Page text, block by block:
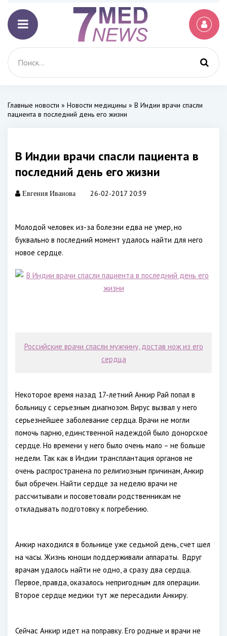
Главные новости » Новости медицины » В Индии врачи спасли
пациента в последний день его жизни
В Индии врачи спасли пациента в
последний день его жизни
Евгения Иванова 26-02-2017 20:39
Молодой человек из-за болезни едва не умер, но
буквально в последний момент удалось найти для него
новое сердце.
Российские врачи спасли мужчину, достав нож из его
сердца
Некоторое время назад 17-летний Анкир Рай попал в
больницу с серьезным диагнозом. Вирус вызвал у него
серьезнейшее заболевание сердца. Врачи не могли
помочь парню, единственной надеждой было донорское
сердце. Но времени у него было очень мало – не больше
недели. Так как в Индии трансплантация органов не
очень распространена по религиозным причинам, Анкир
был обречен. Найти сердце за неделю врачи не
рассчитывали и посоветовали родственникам не
откладывать подготовку к погребению.
Анкир находился в больнице уже седьмой день, счет шел
на часы. Жизнь юноши поддерживали аппараты. Вдруг
врачам удалось найти не одно, а сразу два сердца.
Первое, правда, оказалось непригодным для операции.
Второе сердце медики тут же пересадили Анкиру.
Сейчас Анкир идет на поправку. Его родные и врачи не